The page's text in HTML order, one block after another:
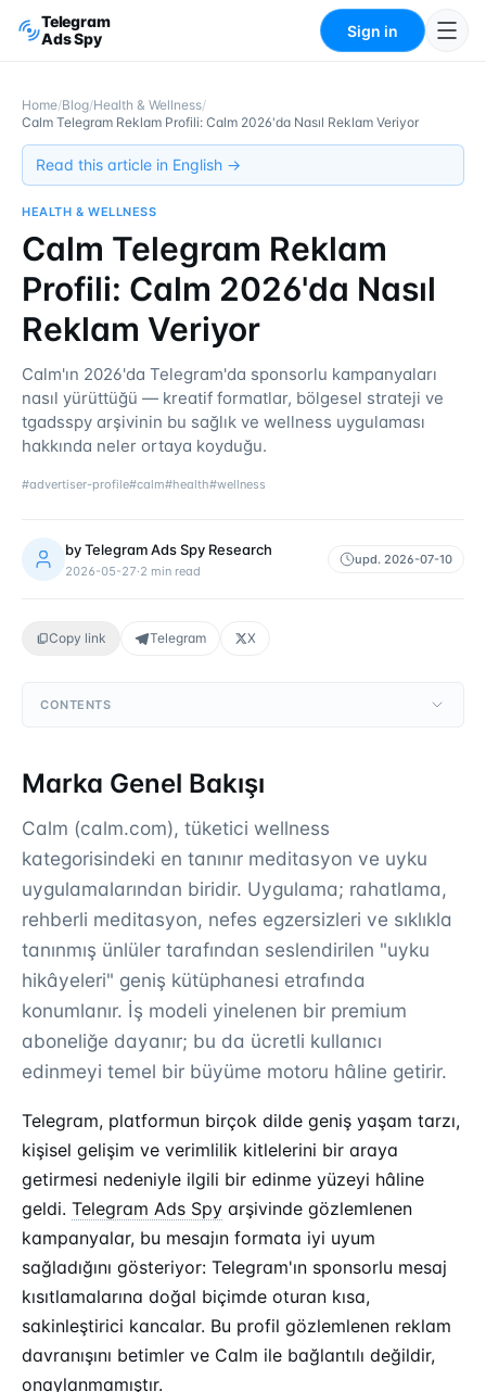
Telegram
Ads Spy
Sign in
Home/Blog/Health & Wellness/
Calm Telegram Reklam Profili: Calm 2026'da Nasıl Reklam Veriyor
Read this article in English →
HEALTH & WELLNESS
Calm Telegram Reklam
Profili: Calm 2026'da Nasıl
Reklam Veriyor
Calm'ın 2026'da Telegram'da sponsorlu kampanyaları
nasıl yürüttüğü — kreatif formatlar, bölgesel strateji ve
tgadsspy arşivinin bu sağlık ve wellness uygulaması
hakkında neler ortaya koyduğu.
#advertiser-profile#calm#health#wellness
byTelegram Ads Spy Research
2026-05-27·2 min read
upd. 2026-07-10
Copy link Telegram X
CONTENTS
Marka Genel Bakışı
Calm (calm.com), tüketici wellness
kategorisindeki en tanınır meditasyon ve uyku
uygulamalarından biridir. Uygulama; rahatlama,
rehberli meditasyon, nefes egzersizleri ve sıklıkla
tanınmış ünlüler tarafından seslendirilen "uyku
hikâyeleri" geniş kütüphanesi etrafında
konumlanır. İş modeli yinelenen bir premium
aboneliğe dayanır; bu da ücretli kullanıcı
edinmeyi temel bir büyüme motoru hâline getirir.
Telegram, platformun birçok dilde geniş yaşam tarzı,
kişisel gelişim ve verimlilik kitlelerini bir araya
getirmesi nedeniyle ilgili bir edinme yüzeyi hâline
geldi. Telegram Ads Spy arşivinde gözlemlenen
kampanyalar, bu mesajın formata iyi uyum
sağladığını gösteriyor: Telegram'ın sponsorlu mesaj
kısıtlamalarına doğal biçimde oturan kısa,
sakinleştirici kancalar. Bu profil gözlemlenen reklam
davranışını betimler ve Calm ile bağlantılı değildir,
onaylanmamıştır.